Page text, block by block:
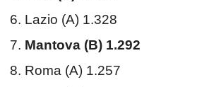
Lazio (A) 1.328
Mantova (B) 1.292
Roma (A) 1.257